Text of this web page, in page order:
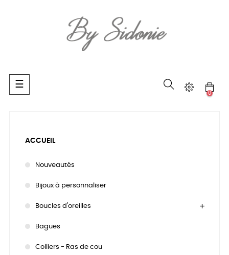
Basculer
la
☰
0
ACCUEIL
Nouveautés
Bijoux à personnaliser
Boucles d'oreilles
Bagues
Colliers - Ras de cou